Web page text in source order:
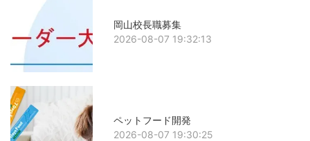
岡山校長職募集
2026-08-07 19:32:13
ペットフード開発
2026-08-07 19:30:25